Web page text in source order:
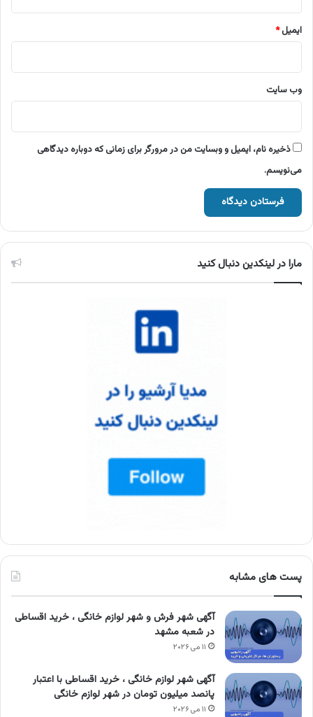
ایمیل*
وب‌ سایت
ذخیره نام، ایمیل و وبسایت من در مرورگر برای زمانی که دوباره دیدگاهی
می‌نویسم.
مارا در لینکدین دنبال کنید
پست های مشابه
آگهی شهر فرش و شهر لوازم خانگی ، خرید اقساطی
در شعبه مشهد
۱۱ می ۲۰۲۶
آگهی شهر لوازم خانگی ، خرید اقساطی با اعتبار
پانصد میلیون تومان در شهر لوازم خانگی
۱۱ می ۲۰۲۶